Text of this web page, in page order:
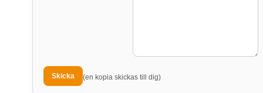
(en kopia skickas till dig)